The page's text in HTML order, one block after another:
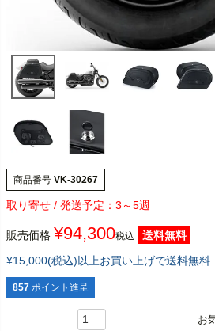
商品番号 VK-30267
3～5週
販売価格 ¥94,300税込
送料無料
¥15,000(税込)以上お買い上げで送料無料
857 ポイント進呈